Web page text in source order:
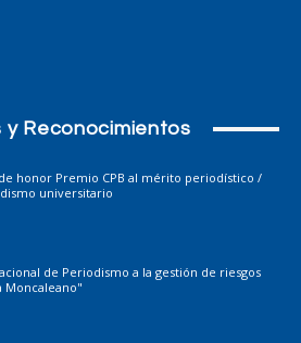
y Reconocimientos
honor Premio CPB al mérito periodístico /
universitario
de Periodismo a la gestión de riesgos
Moncaleano"